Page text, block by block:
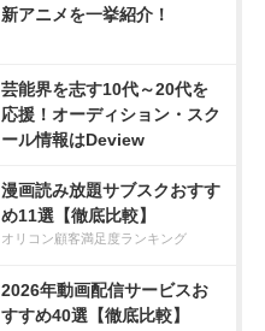
新アニメを一挙紹介！
芸能界を志す10代～20代を
応援！オーディション・スク
ール情報はDeview
漫画読み放題サブスクおすす
め11選【徹底比較】
オリコン顧客満足度ランキング
2026年動画配信サービスお
すすめ40選【徹底比較】